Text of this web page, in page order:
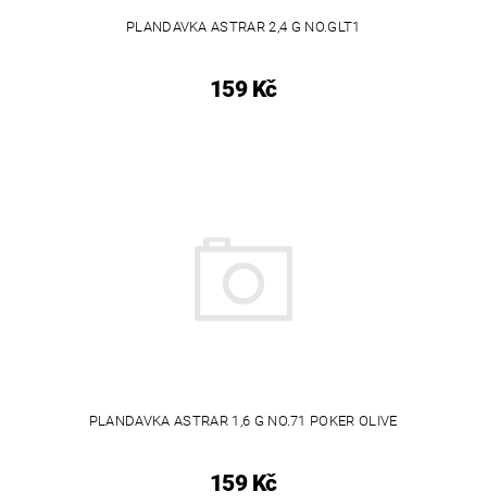
PLANDAVKA ASTRAR 2,4 G NO.GLT1
159 Kč
PLANDAVKA ASTRAR 1,6 G NO.71 POKER OLIVE
159 Kč